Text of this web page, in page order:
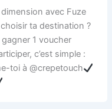
avec Fuze
ta destination ?
1 voucher
c’est simple :
toi à @crepetouch